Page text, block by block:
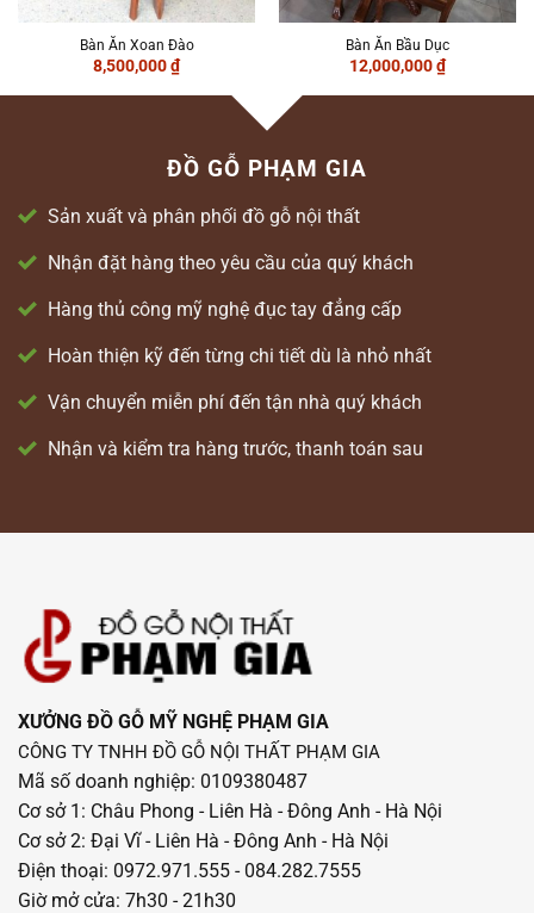
Bàn Ăn Xoan Đào
8,500,000₫
Bàn Ăn Bầu Dục
12,000,000₫
ĐỒ GỖ PHẠM GIA
Sản xuất và phân phối đồ gỗ nội thất
Nhận đặt hàng theo yêu cầu của quý khách
Hàng thủ công mỹ nghệ đục tay đẳng cấp
Hoàn thiện kỹ đến từng chi tiết dù là nhỏ nhất
Vận chuyển miễn phí đến tận nhà quý khách
Nhận và kiểm tra hàng trước, thanh toán sau
XƯỞNG ĐỒ GỖ MỸ NGHỆ PHẠM GIA
CÔNG TY TNHH ĐỒ GỖ NỘI THẤT PHẠM GIA
Mã số doanh nghiệp: 0109380487
Cơ sở 1: Châu Phong - Liên Hà - Đông Anh - Hà Nội
Cơ sở 2: Đại Vĩ - Liên Hà - Đông Anh - Hà Nội
Điện thoại: 0972.971.555 - 084.282.7555
Giờ mở cửa: 7h30 - 21h30